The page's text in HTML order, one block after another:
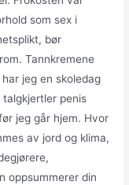
som sex i
bør
Tannkremene
jeg en skoledag
penis
jeg går hjem. Hvor
av jord og klima,
oppsummerer din